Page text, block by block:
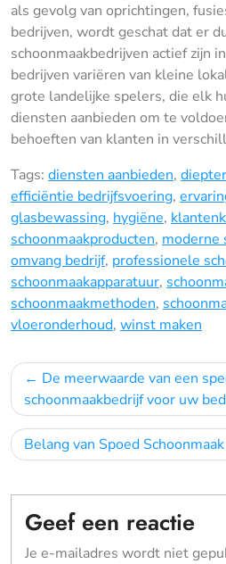
als gevolg van oprichtingen,
bedrijven, wordt geschat dat er
schoonmaakbedrijven actief zijn
bedrijven variëren van kleine
grote landelijke spelers, die elk
diensten aanbieden om te
behoeften van klanten in
Tags: diensten aanbieden,
efficiëntie bedrijfsvoering,
glasbewassing, hygiëne,
schoonmaakproducten, moderne
omvang bedrijf, professionele
schoonmaakapparatuur,
schoonmaakmethoden,
vloeronderhoud, winst maken
Bericht
navigatie
De meerwaarde van een
schoonmaakbedrijf voor uw
Belang van Spoed
Geef een reactie
Je e-mailadres wordt niet